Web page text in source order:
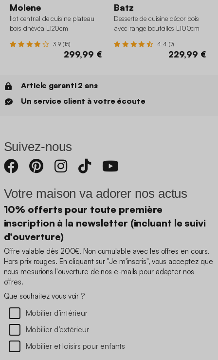
Molene
Îlot central de cuisine plateau
bois d'hévéa L120cm
3.9 (15)
299,99 €
Batz
Desserte de cuisine décor bois
avec range bouteilles L100cm
4.4 (7)
229,99 €
Article garanti 2 ans
Un service client à votre écoute
Suivez-nous
Votre maison va adorer nos actus
10% offerts pour toute première
inscription à la newsletter (incluant le suivi
d'ouverture)
Offre valable dès 200€. Non cumulable avec les offres en cours.
Hors prix rouges. En cliquant sur "Je m'inscris", vous acceptez que
nous mesurions l'ouverture de nos e-mails pour adapter nos
offres.
Que souhaitez vous voir ?
Mobilier d’intérieur
Mobilier d’extérieur
Mobilier et loisirs pour enfants